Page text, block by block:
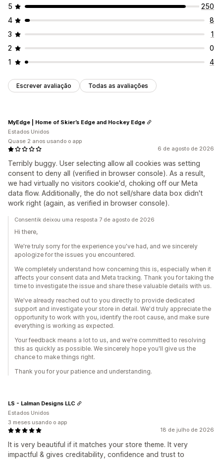
5
250
4
8
3
1
2
0
1
4
Escrever avaliação Todas as avaliações
6 de agosto de 2026
Terribly buggy. User selecting allow all cookies was setting
consent to deny all (verified in browser console). As a result,
we had virtually no visitors cookie'd, choking off our Meta
data flow. Additionally, the do not sell/share data box didn't
work right (again, as verified in browser console).
MyEdge | Home of Skier’s Edge and Hockey Edge
Estados Unidos
Quase 2 anos usando o app
Consentik deixou uma resposta 7 de agosto de 2026
Hi there,
We're truly sorry for the experience you've had, and we sincerely
apologize for the issues you encountered.
We completely understand how concerning this is, especially when it
affects your consent data and Meta tracking. Thank you for taking the
time to investigate the issue and share these valuable details with us.
We've already reached out to you directly to provide dedicated
support and investigate your store in detail. We'd truly appreciate the
opportunity to work with you, identify the root cause, and make sure
everything is working as expected.
Your feedback means a lot to us, and we're committed to resolving
this as quickly as possible. We sincerely hope you'll give us the
chance to make things right.
Thank you for your patience and understanding.
18 de julho de 2026
It is very beautiful if it matches your store theme. It very
impactful & gives creditability, confidence and trust to
LS - Lalman Designs LLC
Estados Unidos
3 meses usando o app